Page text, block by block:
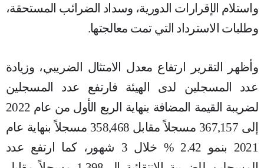
واستلام الإقرارات الدورية، وسداد الضرائب المستحقة،
وطلبات الاسترداد التي تمت معالجتها.
وأظهر التقرير ارتفاع معدل الامتثال الضريبي، وزيادة
عدد المسجلين لدى الهيئة فارتفع عدد المسجلين
لضريبة القيمة المضافة بنهاية الربع الأول من عام 2022
إلى 367,157 مسجلاً مقابل 358,468 مسجلاً بنهاية عام
2021 بنمو 2.42 % خلال 3 شهور، كما ارتفع عدد